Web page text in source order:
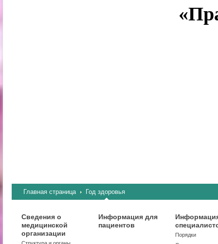
Главная страница Год здоровья
Сведения о
медицинской
организации
Информация для
пациентов
Порядки